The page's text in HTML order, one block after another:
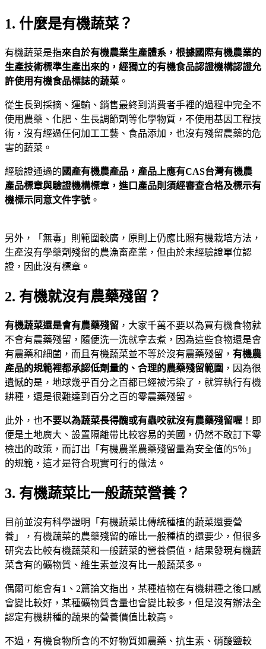
1. 什麼是有機蔬菜？
有機蔬菜是指來自於有機農業生產體系，根據國際有機農業的
生產技術標準生產出來的，經獨立的有機食品認證機構認證允
許使用有機食品標誌的蔬菜 。
從生長到採摘、運輸、銷售最終到消費者手裡的過程中完全不
使用農藥、化肥、生長調節劑等化學物質，不使用基因工程技
術，沒有經過任何加工工藝、食品添加，也沒有殘留農藥的危
害的蔬菜。
經驗證通過的 國產有機農產品，產品上應有CAS台灣有機農
產品標章與驗證機構標章，進口產品則須經審查合格及標示有
機標示同意文件字號。
另外，「無毒」則範圍較廣，原則上仍應比照有機栽培方法，
生產沒有學藥劑殘留的農漁畜產業，但由於未經驗證單位認
證，因此沒有標章。
2. 有機就沒有農藥殘留？
有機蔬菜還是會有農藥殘留 ，大家千萬不要以為買有機食物就
不會有農藥殘留，隨便洗一洗就拿去煮，因為這些食物還是會
有農藥和細菌，而且有機蔬菜並不等於沒有農藥殘留， 有機農
產品的規範裡都承認低劑量的、合理的農藥殘留範圍 ，因為很
遺憾的是，地球幾乎百分之百都已經被污染了，就算執行有機
耕種，還是很難達到百分之百的零農藥殘留。
此外，也不要以為蔬菜長得醜或有蟲咬就沒有農藥殘留喔 ！即
便是土地廣大、設置隔離帶比較容易的美國，仍然不敢訂下零
檢出的政策，而訂出「有機農業農藥殘留量為安全值的5％」
的規範，這才是符合現實可行的做法。
3. 有機蔬菜比一般蔬菜營養？
目前並沒有科學證明「有機蔬菜比傳統種植的蔬菜還要營
養」，有機蔬菜的農藥殘留的確比一般種植的還要少，但很多
研究去比較有機蔬菜和一般蔬菜的營養價值，結果發現有機蔬
菜含有的礦物質、維生素並沒有比一般蔬菜多。
偶爾可能會有1、2篇論文指出，某種植物在有機耕種之後口感
會變比較好，某種礦物質含量也會變比較多，但是沒有辦法全
認定有機耕種的蔬果的營養價值比較高。
不過，有機食物所含的不好物質如農藥、抗生素、硝酸鹽較